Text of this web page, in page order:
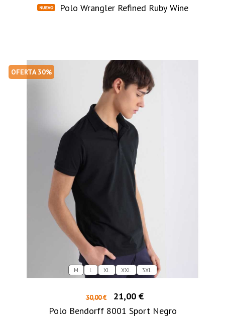
Polo Wrangler Refined Ruby Wine
OFERTA 30%
M L XL XXL 3XL
30,00 €
21,00 €
Polo Bendorff 8001 Sport Negro